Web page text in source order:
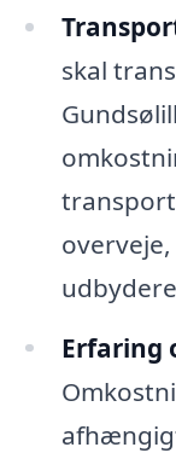
skal
Erfaring